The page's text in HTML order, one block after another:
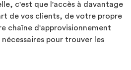
c'est que l'accès à davantage
de vos clients, de votre propre
chaîne d'approvisionnement
pour trouver les